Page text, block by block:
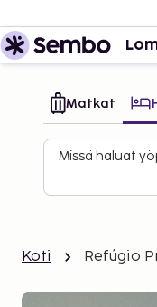
Matkat
Missä haluat
Koti Refúgio